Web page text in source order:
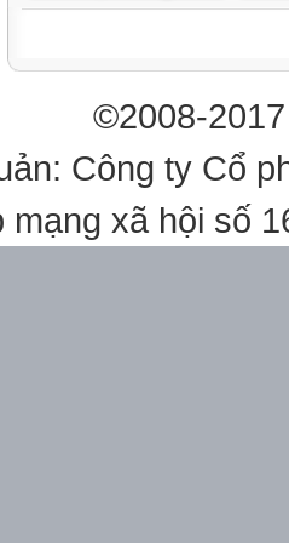
2/4/2026
TÊN BÀI DẠY
©2008-
Công ty Cổ
mạng xã hội số